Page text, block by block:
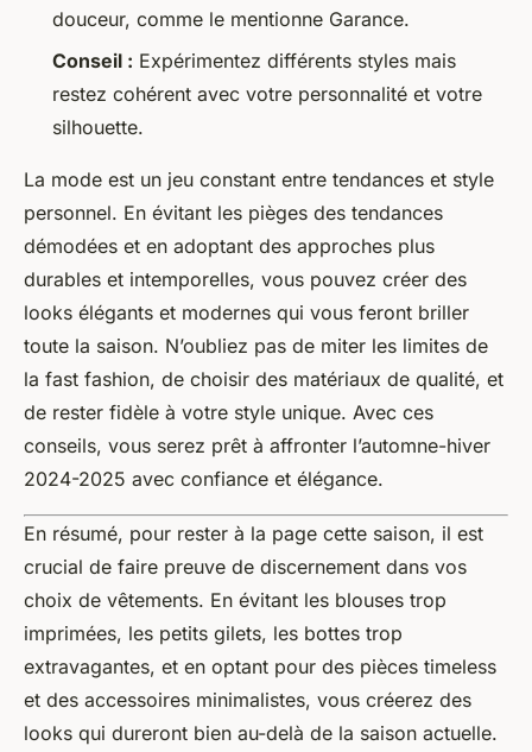
douceur, comme le mentionne Garance.
Conseil : Expérimentez différents styles mais
restez cohérent avec votre personnalité et votre
silhouette.
La mode est un jeu constant entre tendances et style
personnel. En évitant les pièges des tendances
démodées et en adoptant des approches plus
durables et intemporelles, vous pouvez créer des
looks élégants et modernes qui vous feront briller
toute la saison. N’oubliez pas de miter les limites de
la fast fashion, de choisir des matériaux de qualité, et
de rester fidèle à votre style unique. Avec ces
conseils, vous serez prêt à affronter l’automne-hiver
2024-2025 avec confiance et élégance.
En résumé, pour rester à la page cette saison, il est
crucial de faire preuve de discernement dans vos
choix de vêtements. En évitant les blouses trop
imprimées, les petits gilets, les bottes trop
extravagantes, et en optant pour des pièces timeless
et des accessoires minimalistes, vous créerez des
looks qui dureront bien au-delà de la saison actuelle.